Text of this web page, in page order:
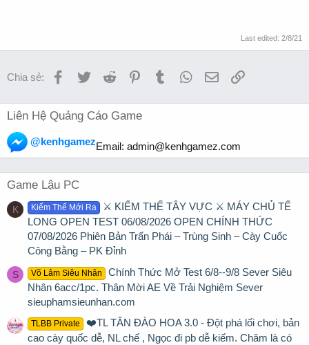
Last edited: 2/8/21
Chia sẻ: Facebook
TwitterReddit PinterestTumblrWhatsApp
EmailLink
Liên Hệ Quảng Cáo Game
@kenhgamezEmail: admin@kenhgamez.com
Game Lậu PC
K Kiếm Thế Mới Ra
⚔️ KIẾM THẾ TÂY VỰC ⚔️ MÁY CHỦ TẾ
LONG OPEN TEST 06/08/2026 OPEN CHÍNH THỨC
07/08/2026 Phiên Bản Trấn Phái – Trùng Sinh – Cày Cuốc
Công Bằng – PK Đỉnh
S Võ Lâm Siêu Nhân
Chính Thức Mở Test 6/8--9/8 Sever Siêu
Nhân 6acc/1pc. Thân Mời AE Về Trải Nghiệm Sever
sieuphamsieunhan.com
TLBB Private
❤️TL TÂN ĐÀO HOA 3.0 - Đột phá lối chơi, bản
cao cày quốc dễ, NL chế , Ngọc đi pb dễ kiếm. Chăm là có